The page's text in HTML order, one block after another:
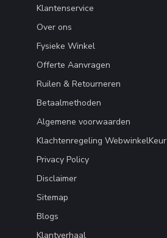
Klantenservice
Over ons
Fysieke Winkel
Offerte Aanvragen
Ruilen & Retourneren
Betaalmethoden
Algemene voorwaarden
Klachtenregeling WebwinkelKeur
Privacy Policy
Disclaimer
Sitemap
Blogs
Klantverhaal